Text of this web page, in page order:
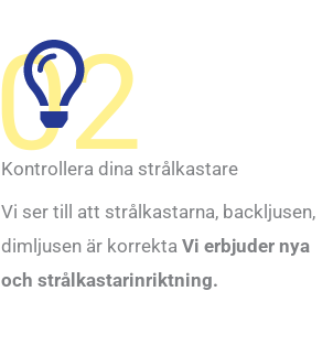
02
Kontrollera dina strålkastare
Vi ser till att strålkastarna, backljusen,
dimljusen är korrekta Vi erbjuder nya
och strålkastarinriktning.